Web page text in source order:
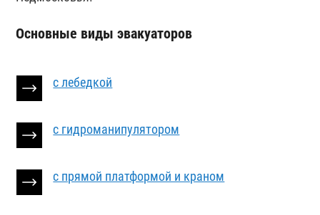
Основные виды эвакуаторов
с лебедкой
с гидроманипулятором
с прямой платформой и краном